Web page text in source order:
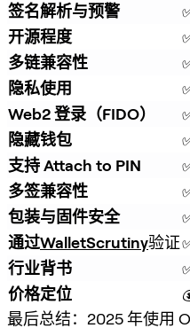
签名解析与预警
开源程度
多链兼容性
隐私使用
Web2 登录（FIDO）
隐藏钱包
支持 Attach to PIN
多签兼容性
包装与固件安全
通过WalletScrutiny验证
行业背书
价格定位
最后总结：2025 年使用